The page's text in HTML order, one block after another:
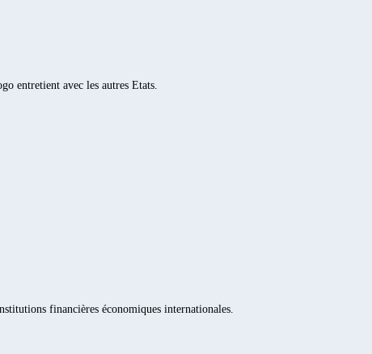
entretient avec les autres Etats.
financières économiques internationales.